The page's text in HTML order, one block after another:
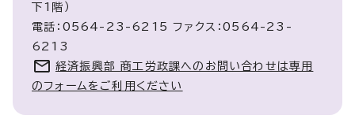
下1階）
電話：0564-23-6215 ファクス：0564-23-
6213
経済振興部 商工労政課へのお問い合わせは専用
のフォームをご利用ください